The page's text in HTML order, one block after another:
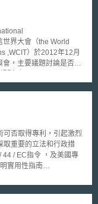
界大會（the World
,WCIT）於2012年12月
，主要議題討論是否要
案主要係由中國與俄羅斯
與管制？ ITU秘
電信政策框架下，但反對
Karamer則主張，網
以及更廣大的社會來決
國同意才具全球約束
否取得專利，引起激烈
取重要的立法和行政措
/ EC指令 ，及美國專
實用性指南